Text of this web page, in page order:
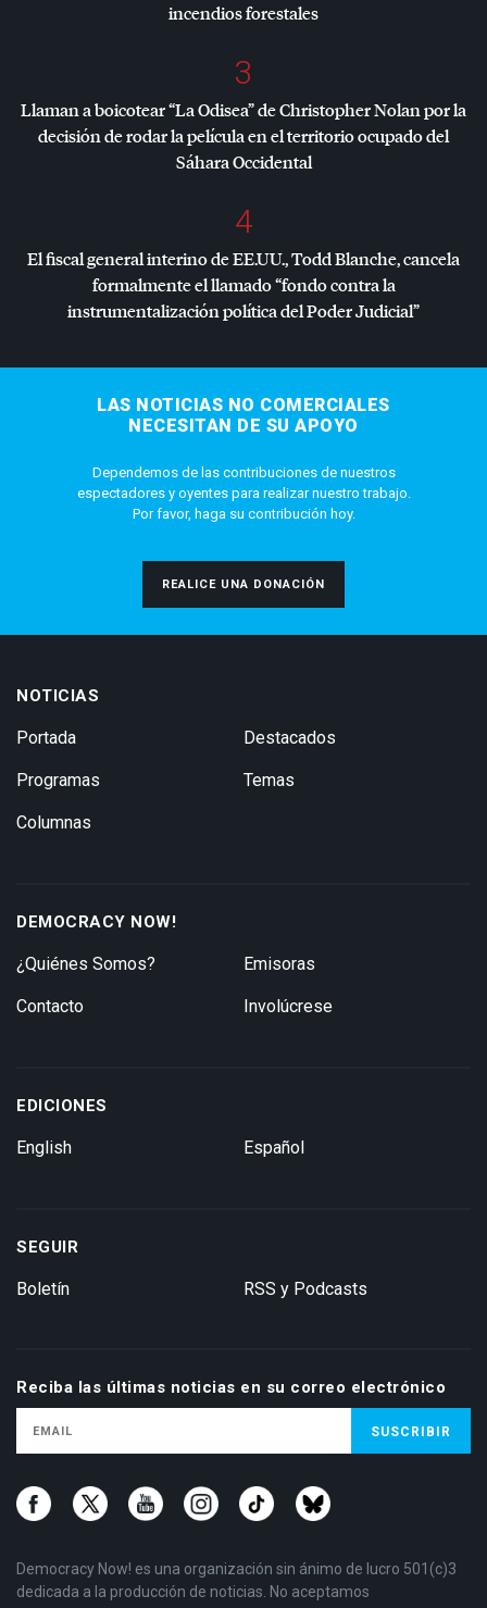
incendios forestales
3
Llaman a boicotear “La Odisea” de Christopher Nolan por la
decisión de rodar la película en el territorio ocupado del
Sáhara Occidental
4
El fiscal general interino de EE.UU., Todd Blanche, cancela
formalmente el llamado “fondo contra la
instrumentalización política del Poder Judicial”
LAS NOTICIAS NO COMERCIALES
NECESITAN DE SU APOYO
Dependemos de las contribuciones de nuestros
espectadores y oyentes para realizar nuestro trabajo.
Por favor, haga su contribución hoy.
REALICE UNA DONACIÓN
NOTICIAS
Portada
Programas
Columnas
Destacados
Temas
DEMOCRACY NOW!
¿Quiénes Somos?
Contacto
Emisoras
Involúcrese
EDICIONES
English Español
SEGUIR
Boletín RSS y Podcasts
Reciba las últimas noticias en su correo electrónico
Democracy Now! es una organización sin ánimo de lucro 501(c)3
dedicada a la producción de noticias. No aceptamos